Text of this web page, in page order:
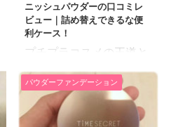
ニッシュパウダーの口コミレ
ビュー｜詰め替えできるな便
利ケース！
プチプラコスメの王道と
いえばキャンメイクが思
い浮かぶ人も多いはず！
そのキャンメイクの隠れ
たヒット商品が、キャン
パウダーファンデーション